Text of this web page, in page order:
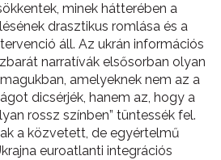
minek hátterében a
drasztikus romlása és a
áll. Az ukrán információs
narratívák elsősorban olyan
amelyeknek nem az a
dicsérjék, hanem az, hogy a
rossz színben” tüntessék fel.
a közvetett, de egyértelmű
euroatlanti integrációs